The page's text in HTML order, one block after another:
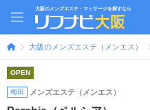
大阪のメンズエステ・マッサージを探すなら
大阪のメンズエステ（メンエス）
OPEN
梅田 メンズエステ（メンエス）